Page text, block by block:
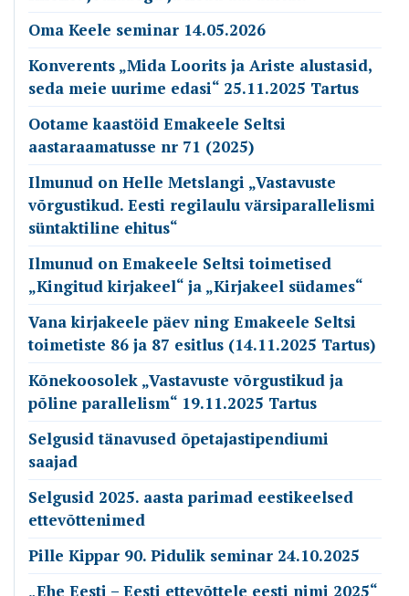
Oma Keele seminar 14.05.2026
Konverents „Mida Loorits ja Ariste alustasid,
seda meie uurime edasi“ 25.11.2025 Tartus
Ootame kaastöid Emakeele Seltsi
aastaraamatusse nr 71 (2025)
Ilmunud on Helle Metslangi „Vastavuste
võrgustikud. Eesti regilaulu värsiparallelismi
süntaktiline ehitus“
Ilmunud on Emakeele Seltsi toimetised
„Kingitud kirjakeel“ ja „Kirjakeel südames“
Vana kirjakeele päev ning Emakeele Seltsi
toimetiste 86 ja 87 esitlus (14.11.2025 Tartus)
Kõnekoosolek „Vastavuste võrgustikud ja
põline parallelism“ 19.11.2025 Tartus
Selgusid tänavused õpetajastipendiumi
saajad
Selgusid 2025. aasta parimad eestikeelsed
ettevõttenimed
Pille Kippar 90. Pidulik seminar 24.10.2025
„Ehe Eesti – Eesti ettevõttele eesti nimi 2025“